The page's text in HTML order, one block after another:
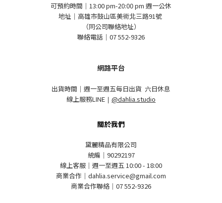
可預約時間｜13:00 pm-20:00 pm 週一公休
地址｜高雄市鼓山區美術北三路91號
（同公司聯絡地址）
聯絡電話｜07 552-9326
網路平台
出貨時間｜週一至週五每日出貨 六日休息
線上服務LINE ｜ @dahlia.studio
關於我們
黛麗精品有限公司
統編｜90292197
線上客服｜週一至週五 10:00 - 18:00
商業合作｜dahlia.service@gmail.com
商業合作聯絡｜07 552-9326